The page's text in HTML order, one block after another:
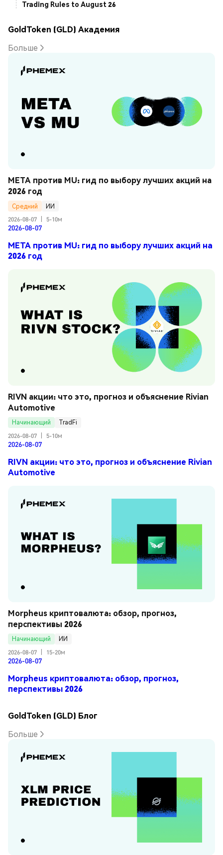
Trading Rules to August 26
GoldToken (GLD) Академия
Больше
META против MU: гид по выбору лучших акций на
2026 год
Средний
ИИ
2026-08-07
5-10м
2026-08-07
META против MU: гид по выбору лучших акций на
2026 год
RIVN акции: что это, прогноз и объяснение Rivian
Automotive
Начинающий
TradFi
2026-08-07
5-10м
2026-08-07
RIVN акции: что это, прогноз и объяснение Rivian
Automotive
Morpheus криптовалюта: обзор, прогноз,
перспективы 2026
Начинающий
ИИ
2026-08-07
15-20м
2026-08-07
Morpheus криптовалюта: обзор, прогноз,
перспективы 2026
GoldToken (GLD) Блог
Больше